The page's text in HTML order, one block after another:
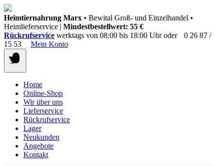
Springen
Sie
zum
Inhalt
Heimtiernahrung Marx • Bewital Groß- und Einzelhandel •
Heimlieferservice | Mindestbestellwert: 55 €
Rückrufservice werktags von 08:00 bis 18:00 Uhr oder
0 26 87 /
15 53
Mein Konto
Home
Online-Shop
Wir über uns
Lieferservice
Rückrufservice
Lager
Neukunden
Angebote
Kontakt